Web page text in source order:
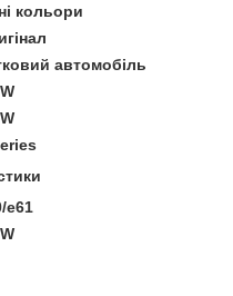
кольори
автомобіль
e61